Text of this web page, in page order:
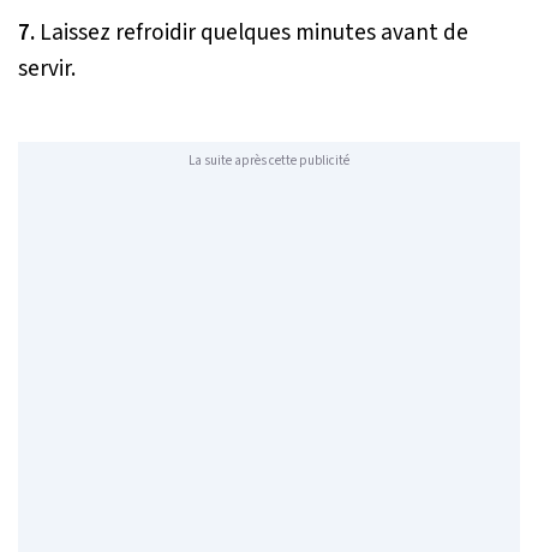
7. Laissez refroidir quelques minutes avant de
servir.
La suite après cette publicité